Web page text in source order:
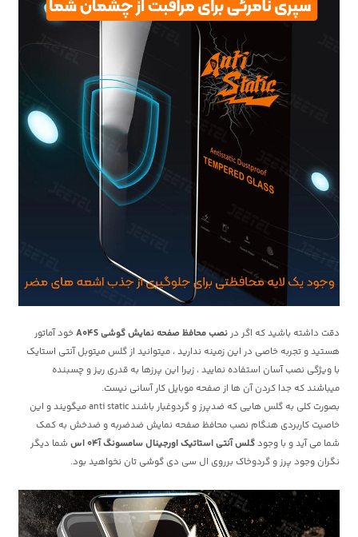
دقت داشته باشید که اگر درنصب محافظ صفحه نمایش گوشی A04S
خود آماتور
هستید و تجربه خاصی در این زمینه ندارید ، میتوانید از گلس میتوبل آنتی استایک
با ویژگی نصب آسان استفاده نمایید ، زیرا این پرزها به قدری ریز و چسبنده
میباشند که جدا کردن آن ها از صفحه موبایل کار آسانی نیست.
بصورت کلی به گلس هایی که ضدپرز و گردوغبار باشند anti static میگویند و این
خاصیت کاربردی هنگام نصب محافظ صفحه نمایش ضدضربه و ضدخش به کمک
شما می آید و با وجودگلس آنتی استاتیک اورجینال سامسونگ آ04 اس
شما دیگر
نگران وجود پرز و گردوخاک برروی ال سی دی گوشی تان نخواهید بود.